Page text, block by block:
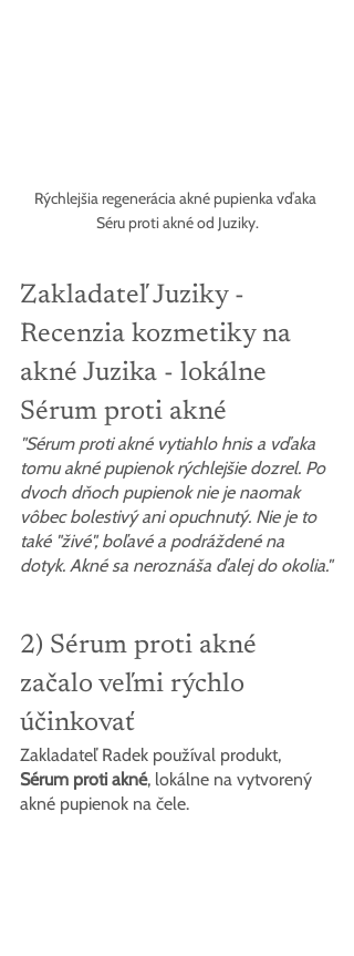
Rýchlejšia regenerácia akné pupienka vďaka
Séru proti akné od Juziky.
Zakladateľ Juziky -
Recenzia kozmetiky na
akné Juzika - lokálne
Sérum proti akné
"Sérum proti akné vytiahlo hnis a vďaka
tomu akné pupienok rýchlejšie dozrel. Po
dvoch dňoch pupienok nie je naomak
vôbec bolestivý ani opuchnutý. Nie je to
také "živé", boľavé a podráždené na
dotyk. Akné sa neroznáša ďalej do okolia."
2) Sérum proti akné
začalo veľmi rýchlo
účinkovať
Zakladateľ Radek používal produkt,
Sérum proti akné, lokálne na vytvorený
akné pupienok na čele.